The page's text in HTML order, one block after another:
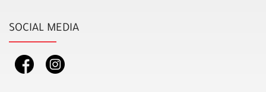
SOCIAL MEDIA